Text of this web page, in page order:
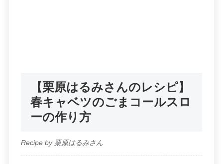
【栗原はるみさんのレシピ】
春キャベツのごまコールスロ
ーの作り方
Recipe by 栗原はるみさん